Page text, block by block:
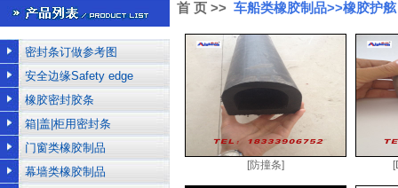
密封条订做参考图
安全边缘Safety edge
橡胶密封胶条
箱|盖|柜用密封条
门窗类橡胶制品
幕墙类橡胶制品
首 页 >> 车船类橡胶制品>>橡胶护
[防撞条]